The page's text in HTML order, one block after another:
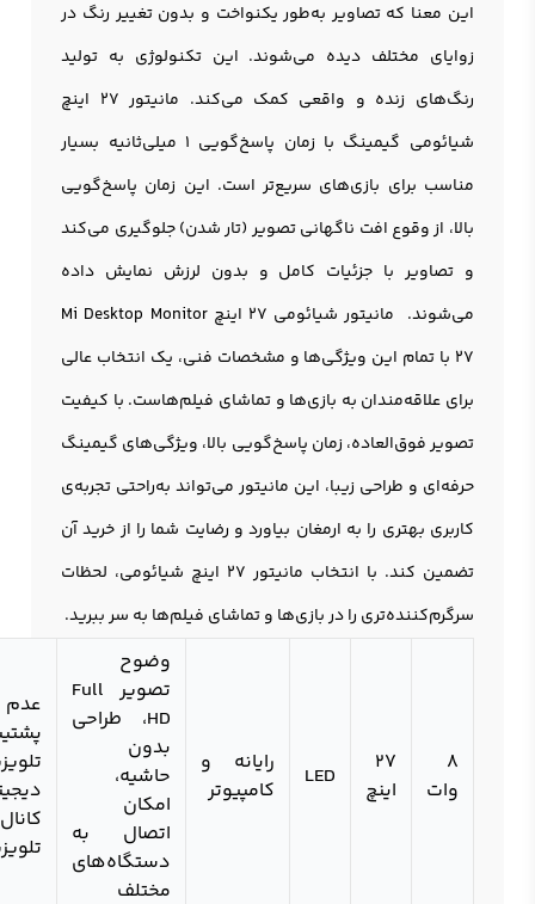
این معنا که تصاویر به‌طور یکنواخت و بدون تغییر رنگ در
زوایای مختلف دیده می‌شوند. این تکنولوژی به تولید
رنگ‌های زنده و واقعی کمک می‌کند. مانیتور 27 اینچ
شیائومی گیمینگ با زمان پاسخ‌گویی 1 میلی‌ثانیه بسیار
مناسب برای بازی‌های سریع‌تر است. این زمان پاسخ‌گویی
بالا، از وقوع افت ناگهانی تصویر (تار شدن) جلوگیری می‌کند
و تصاویر با جزئیات کامل و بدون لرزش نمایش داده
می‌شوند. مانيتور شيائومي 27 اينچ Mi Desktop Monitor
27 با تمام این ویژگی‌ها و مشخصات فنی، یک انتخاب عالی
برای علاقه‌مندان به بازی‌ها و تماشای فیلم‌هاست. با کیفیت
تصویر فوق‌العاده، زمان پاسخ‌گویی بالا، ویژگی‌های گیمینگ
حرفه‌ای و طراحی زیبا، این مانيتور می‌تواند به‌راحتی تجربه‌ی
کاربری بهتری را به ارمغان بیاورد و رضایت شما را از خرید آن
تضمین کند. با انتخاب مانیتور 27 اینچ شیائومی، لحظات
سرگرم‌کننده‌تری را در بازی‌ها و تماشای فیلم‌ها به سر ببرید.
8
وات
27
اینچ
LED
رایانه و
کامپیوتر
وضوح
تصویر Full
HD، طراحی
بدون
حاشیه،
امکان
اتصال به
دستگاه‌های
مختلف
عدم